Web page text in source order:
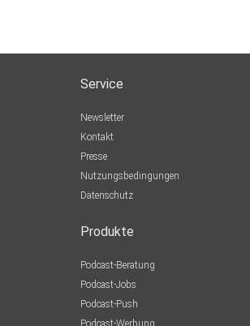
Service
Newsletter
Kontakt
Presse
Nutzungsbedingungen
Datenschutz
Produkte
Podcast-Beratung
Podcast-Jobs
Podcast-Push
Podcast-Werbung